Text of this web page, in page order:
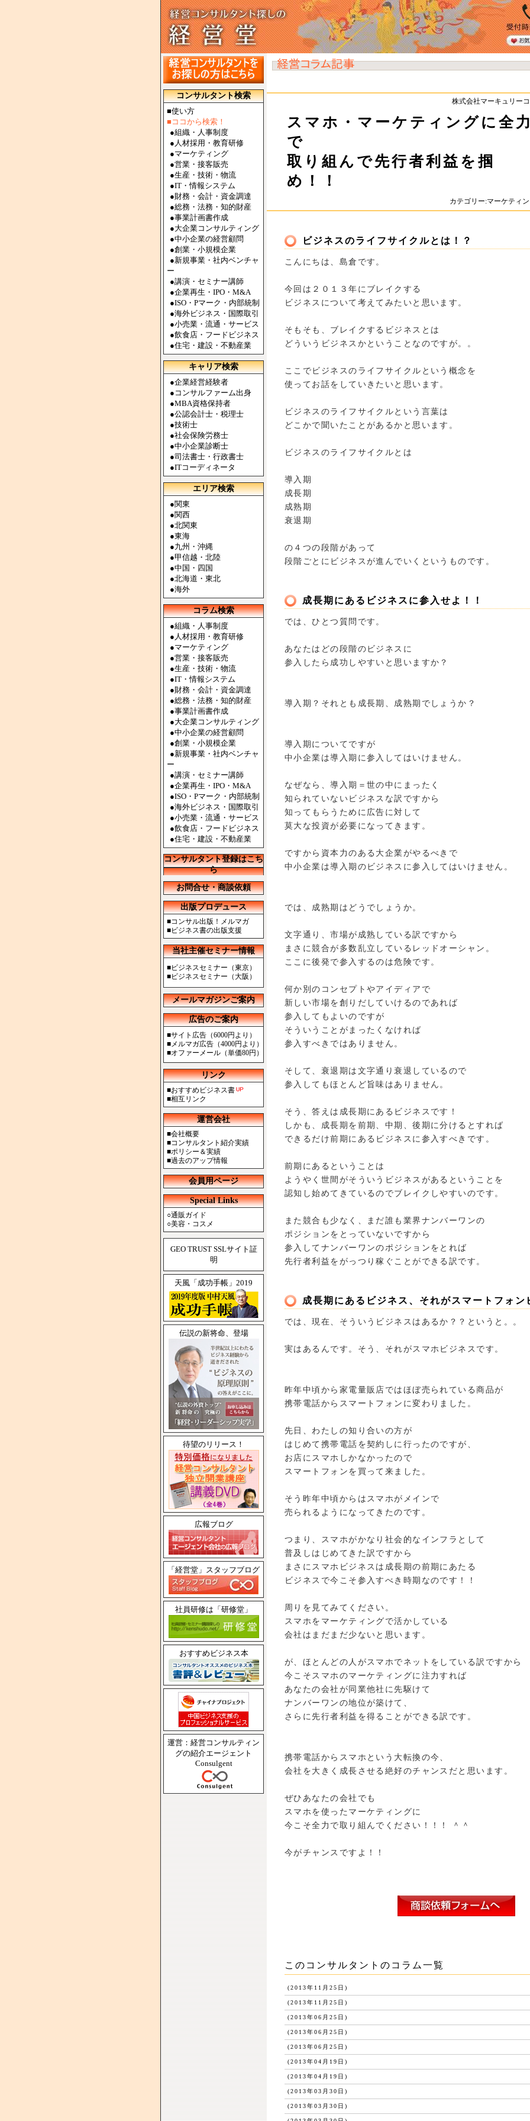
コンサルタント検索
■使い方
■ココから検索！
●組織・人事制度
● 人材採用・教育研修
●マーケティング
●営業・接客販売
●生産・技術・物流
●IT・情報システム
●財務・会計・資金調達
●総務・法務・知的財産
●事業計画書作成
●大企業コンサルティング
●中小企業の経営顧問
●創業・小規模企業
●新規事業・社内ベンチャ
ー
●講演・セミナー講師
●企業再生・IPO・M&A
●ISO・Pマーク・内部統制
●海外ビジネス・国際取引
●小売業・流通・サービス
●飲食店・フードビジネス
●住宅・建設・不動産業
キャリア検索
●企業経営経験者
● コンサルファーム出身
●MBA資格保持者
●公認会計士・税理士
●技術士
●社会保険労務士
●中小企業診断士
●司法書士・行政書士
●ITコーディネータ
エリア検索
●関東
●関西
●北関東
●東海
●九州・沖縄
●甲信越・北陸
●中国・四国
●北海道・東北
●海外
コラム検索
●組織・人事制度
●人材採用・教育研修
●マーケティング
●営業・接客販売
●生産・技術・物流
●IT・情報システム
●財務・会計・資金調達
●総務・法務・知的財産
●事業計画書作成
●大企業コンサルティング
●中小企業の経営顧問
●創業・小規模企業
●新規事業・社内ベンチャ
ー
●講演・セミナー講師
●企業再生・IPO・M&A
●ISO・Pマーク・内部統制
●海外ビジネス・国際取引
●小売業・流通・サービス
●飲食店・フードビジネス
●住宅・建設・不動産業
コンサルタント登録はこち
ら
お問合せ・商談依頼
出版プロデュース
■コンサル出版！メルマガ
■ビジネス書の出版支援
当社主催セミナー情報
■ビジネスセミナー（東京）
■ビジネスセミナー（大阪）
メールマガジンご案内
広告のご案内
■サイト広告（6000円より）
■メルマガ広告（4000円より）
■オファーメール（単価80円）
リンク
■おすすめビジネス書
■相互リンク
運営会社
■会社概要
■コンサルタント紹介実績
■ポリシー＆実績
■過去のアップ情報
会員用ページ
Special Links
○通販ガイド
○美容・コスメ
GEO TRUST SSLサイト証
明
天風「成功手帳」2019
伝説の新将命、登場
待望のリリース！
広報ブログ
「経営堂」スタッフブログ
社員研修は「研修堂」
おすすめビジネス本
運営：経営コンサルティン
グの紹介エージェント
Consulgent
株式会社マーキュリー
スマホ・マーケティングに全力
で
取り組んで先行者利益を掴
め！！
カテゴリー:マーケティ
ビジネスのライフサイクルとは！？
こんにちは、島倉です。
今回は２０１３年にブレイクする
ビジネスについて考えてみたいと思います。
そもそも、ブレイクするビジネスとは
どういうビジネスかということなのですが。。
ここでビジネスのライフサイクルという概念を
使ってお話をしていきたいと思います。
ビジネスのライフサイクルという言葉は
どこかで聞いたことがあるかと思います。
ビジネスのライフサイクルとは
導入期
成長期
成熟期
衰退期
の４つの段階があって
段階ごとにビジネスが進んでいくというものです。
成長期にあるビジネスに参入せよ！！
では、ひとつ質問です。
あなたはどの段階のビジネスに
参入したら成功しやすいと思いますか？
導入期？それとも成長期、成熟期でしょうか？
導入期についてですが
中小企業は導入期に参入してはいけません。
なぜなら、導入期＝世の中にまったく
知られていないビジネスな訳ですから
知ってもらうために広告に対して
莫大な投資が必要になってきます。
ですから資本力のある大企業がやるべきで
中小企業は導入期のビジネスに参入してはいけません。
では、成熟期はどうでしょうか。
文字通り、市場が成熟している訳ですから
まさに競合が多数乱立しているレッドオーシャン。
ここに後発で参入するのは危険です。
何か別のコンセプトやアイディアで
新しい市場を創りだしていけるのであれば
参入してもよいのですが
そういうことがまったくなければ
参入すべきではありません。
そして、衰退期は文字通り衰退しているので
参入してもほとんど旨味はありません。
そう、答えは成長期にあるビジネスです！
しかも、成長期を前期、中期、後期に分けるとすれば
できるだけ前期にあるビジネスに参入すべきです。
前期にあるということは
ようやく世間がそういうビジネスがあるということを
認知し始めてきているのでブレイクしやすいのです。
また競合も少なく、まだ誰も業界ナンバーワンの
ポジションをとっていないですから
参入してナンバーワンのポジションをとれば
先行者利益をがっつり稼ぐことができる訳です。
成長期にあるビジネス、それがスマートフォン
では、現在、そういうビジネスはあるか？？というと。。
実はあるんです。そう、それがスマホビジネスです。
昨年中頃から家電量販店ではほぼ売られている商品が
携帯電話からスマートフォンに変わりました。
先日、わたしの知り合いの方が
はじめて携帯電話を契約しに行ったのですが、
お店にスマホしかなかったので
スマートフォンを買って来ました。
そう昨年中頃からはスマホがメインで
売られるようになってきたのです。
つまり、スマホがかなり社会的なインフラとして
普及しはじめてきた訳ですから
まさにスマホビジネスは成長期の前期にあたる
ビジネスで今こそ参入すべき時期なのです！！
周りを見てみてください。
スマホをマーケティングで活かしている
会社はまだまだ少ないと思います。
が、ほとんどの人がスマホでネットをしている訳ですから
今こそスマホのマーケティングに注力すれば
あなたの会社が同業他社に先駆けて
ナンバーワンの地位が築けて、
さらに先行者利益を得ることができる訳です。
携帯電話からスマホという大転換の今、
会社を大きく成長させる絶好のチャンスだと思います。
ぜひあなたの会社でも
スマホを使ったマーケティングに
今こそ全力で取り組んでください！！！ ＾＾
今がチャンスですよ！！
このコンサルタントのコラム一覧
(2013年11月25日)
(2013年11月25日)
(2013年06月25日)
(2013年06月25日)
(2013年06月25日)
(2013年04月19日)
(2013年04月19日)
(2013年03月30日)
(2013年03月30日)